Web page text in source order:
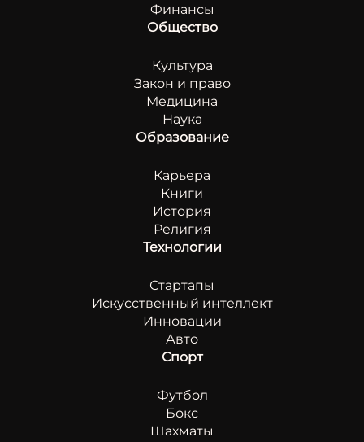
Финансы
Общество
Культура
Закон и право
Медицина
Наука
Образование
Карьера
Книги
История
Религия
Технологии
Стартапы
Искусственный интеллект
Инновации
Авто
Спорт
Футбол
Бокс
Шахматы